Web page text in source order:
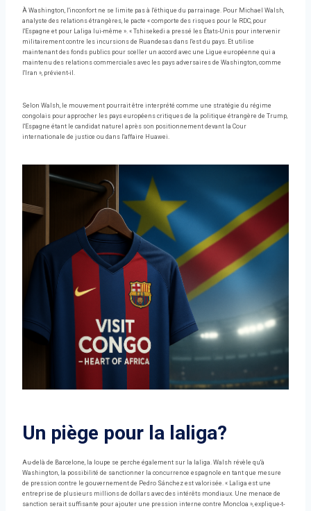
À Washington, l'inconfort ne se limite pas à l'éthique du parrainage. Pour Michael Walsh,
analyste des relations étrangères, le pacte « comporte des risques pour le RDC, pour
l'Espagne et pour Laliga lui-même ». « Tshisekedi a pressé les États-Unis pour intervenir
militairement contre les incursions de Ruandesas dans l'est du pays. Et utilise
maintenant des fonds publics pour sceller un accord avec une Ligue européenne qui a
maintenu des relations commerciales avec les pays adversaires de Washington, comme
l'Iran », prévient-il.
Selon Walsh, le mouvement pourrait être interprété comme une stratégie du régime
congolais pour approcher les pays européens critiques de la politique étrangère de Trump,
l'Espagne étant le candidat naturel après son positionnement devant la Cour
internationale de justice ou dans l'affaire Huawei.
Un piège pour la laliga?
Au-delà de Barcelone, la loupe se perche également sur la laliga. Walsh révèle qu'à
Washington, la possibilité de sanctionner la concurrence espagnole en tant que mesure
de pression contre le gouvernement de Pedro Sánchez est valorisée. « Laliga est une
entreprise de plusieurs millions de dollars avec des intérêts mondiaux. Une menace de
sanction serait suffisante pour ajouter une pression interne contre Moncloa », explique-t-